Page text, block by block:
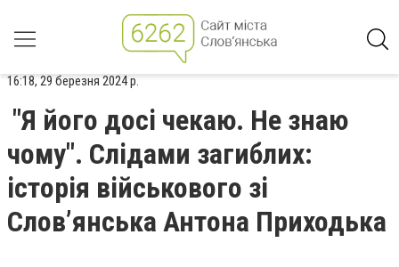
16:18, 29 березня 2024 р.
"Я його досі чекаю. Не знаю
чому". Слідами загиблих:
історія військового зі
Слов’янська Антона Приходька